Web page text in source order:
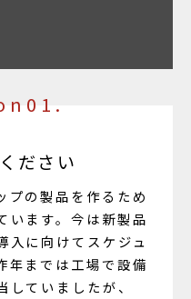
ださい
プの製品を作るため
います。今は新製品
入に向けてスケジュ
年までは工場で設備
ていましたが、